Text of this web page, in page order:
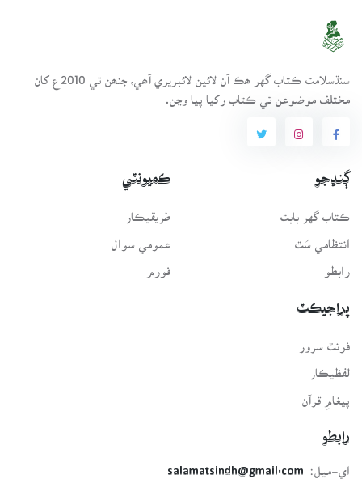
سنڌسلامت ڪتاب گهر ھڪ آن لائين لائبريري آھي، جنھن تي 2010ع کان
مختلف موضوعن تي ڪتاب رکيا پيا وڃن.
ڳنڍجو
ڪتاب گهر بابت
انتظامي سَٿ
رابطو
ڪميونٽي
طريقيڪار
عمومي سوال
فورم
پراجيڪٽ
لفظيڪار
پيغامِ قرآن
رابطو
اي-ميل:
salamatsindh@gmail.com